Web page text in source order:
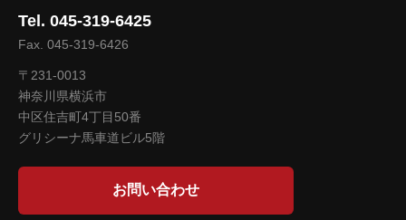
Tel. 045-319-6425
Fax. 045-319-6426
〒231-0013
神奈川県横浜市
中区住吉町4丁目50番
グリシーナ馬車道ビル5階
お問い合わせ